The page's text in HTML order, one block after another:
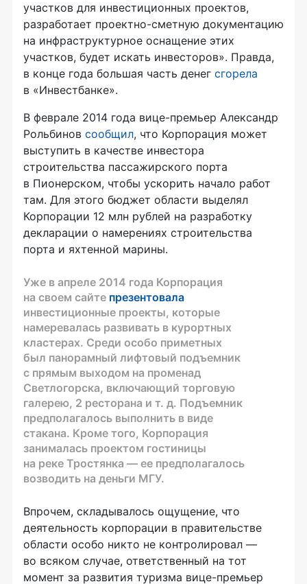
участков для инвестиционных проектов,
разработает проектно-сметную документацию
на инфраструктурное оснащение этих
участков, будет искать инвесторов». Правда,
в конце года большая часть денег сгорела
в «Инвестбанке».
В феврале 2014 года вице-премьер Александр
Рольбинов сообщил, что Корпорация может
выступить в качестве инвестора
строительства пассажирского порта
в Пионерском, чтобы ускорить начало работ
там. Для этого бюджет области выделял
Корпорации 12 млн рублей на разработку
декларации о намерениях строительства
порта и яхтенной марины.
Уже в апреле 2014 года Корпорация
на своем сайте презентовала
инвестиционные проекты, которые
намеревалась развивать в курортных
кластерах. Среди особо приметных
был панорамный лифтовый подъемник
с прямым выходом на променад
Светлогорска, включающий торговую
галерею, 2 ресторана и т. д. Подъемник
предполагалось выполнить в виде
стакана. Кроме того, Корпорация
занималась проектом гостиницы
на реке Тростянка — ее предполагалось
возводить на деньги МГУ.
Впрочем, складывалось ощущение, что
деятельность корпорации в правительстве
области особо никто не контролировал —
во всяком случае, ответственный на тот
момент за развития туризма вице-премьер